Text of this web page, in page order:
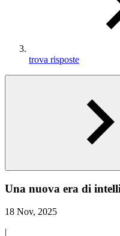
trova risposte
Una nuova era di
18 Nov, 2025
|